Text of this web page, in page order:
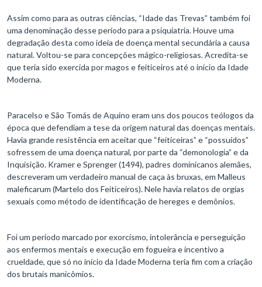
Assim como para as outras ciências, “Idade das Trevas” também foi
uma denominação desse período para a psiquiatria. Houve uma
degradação desta como ideia de doença mental secundária a causa
natural. Voltou-se para concepções mágico-religiosas. Acredita-se
que teria sido exercida por magos e feiticeiros até o início da Idade
Moderna.
Paracelso e São Tomás de Aquino eram uns dos poucos teólogos da
época que defendiam a tese da origem natural das doenças mentais.
Havia grande resistência em aceitar que “feiticeiras” e “possuídos”
sofressem de uma doença natural, por parte da “demonologia” e da
Inquisição. Kramer e Sprenger (1494), padres dominicanos alemães,
descreveram um verdadeiro manual de caça às bruxas, em Malleus
maleficarum (Martelo dos Feiticeiros). Nele havia relatos de orgias
sexuais como método de identificação de hereges e demônios.
Foi um período marcado por exorcismo, intolerância e perseguição
aos enfermos mentais e execução em fogueira e incentivo a
crueldade, que só no início da Idade Moderna teria fim com a criação
dos brutais manicômios.